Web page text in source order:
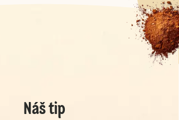
Náš tip